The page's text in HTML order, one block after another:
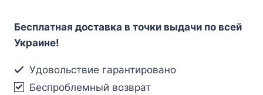
Бесплатная доставка в точки выдачи по всей
Украине!
Удовольствие гарантировано
Беспроблемный возврат